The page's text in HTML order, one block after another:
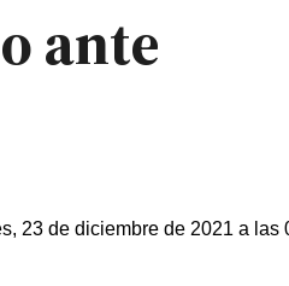
ante
23 de diciembre de 2021 a las